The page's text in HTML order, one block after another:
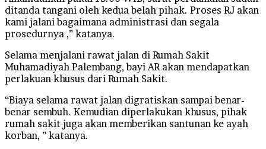
ditanda tangani oleh kedua belah pihak. Proses RJ akan
kami jalani bagaimana administrasi dan segala
prosedurnya ,” katanya.
Selama menjalani rawat jalan di Rumah Sakit
Muhamadiyah Palembang, bayi AR akan mendapatkan
perlakuan khusus dari Rumah Sakit.
“Biaya selama rawat jalan digratiskan sampai benar-
benar sembuh. Kemudian diperlakukan khusus, pihak
rumah sakit juga akan memberikan santunan ke ayah
korban, ” katanya.